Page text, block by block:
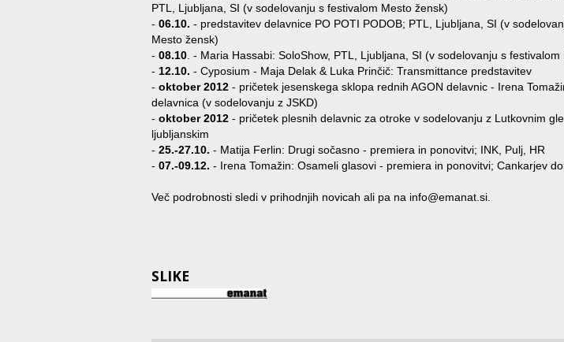
PTL, Ljubljana, SI (v sodelovanju s festivalom Mesto žensk)
- 06.10. - predstavitev delavnice PO POTI PODOB; PTL, Ljubljana, SI (v
Mesto žensk)
- 08.10 . - Maria Hassabi: SoloShow, PTL, Ljubljana, SI (v sodelovanju s
- 12.10. - Cyposium - Maja Delak & Luka Prinčič: Transmittance predstavitev
- oktober 2012 - pričetek jesenskega sklopa rednih AGON delavnic - Irena
delavnica (v sodelovanju z JSKD)
- oktober 2012 - pričetek plesnih delavnic za otroke v sodelovanju z Lutkovnim
ljubljanskim
- 25.-27.10. - Matija Ferlin: Drugi sočasno - premiera in ponovitvi; INK, Pulj, HR
- 07.-09.12. - Irena Tomažin: Osameli glasovi - premiera in ponovitvi; Cankarjev
Več podrobnosti sledi v prihodnjih novicah ali pa na info@emanat.si.
SLIKE